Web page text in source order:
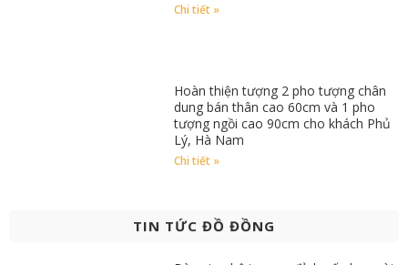
Chi tiết »
Hoàn thiện tượng 2 pho tượng chân
dung bán thân cao 60cm và 1 pho
tượng ngồi cao 90cm cho khách Phủ
Lý, Hà Nam
Chi tiết »
TIN TỨC ĐỒ ĐỒNG